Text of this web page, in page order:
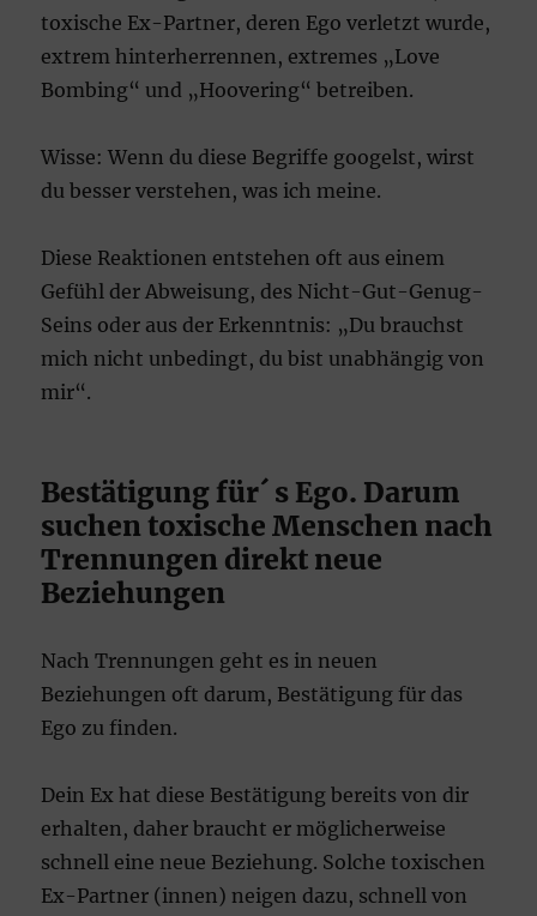
toxische Ex-Partner, deren Ego verletzt wurde,
extrem hinterherrennen, extremes „Love
Bombing“ und „Hoovering“ betreiben.
Wisse: Wenn du diese Begriffe googelst, wirst
du besser verstehen, was ich meine.
Diese Reaktionen entstehen oft aus einem
Gefühl der Abweisung, des Nicht-Gut-Genug-
Seins oder aus der Erkenntnis: „Du brauchst
mich nicht unbedingt, du bist unabhängig von
mir“.
Bestätigung für´ s Ego. Darum
suchen toxische Menschen nach
Trennungen direkt neue
Beziehungen
Nach Trennungen geht es in neuen
Beziehungen oft darum, Bestätigung für das
Ego zu finden.
Dein Ex hat diese Bestätigung bereits von dir
erhalten, daher braucht er möglicherweise
schnell eine neue Beziehung. Solche toxischen
Ex-Partner (innen) neigen dazu, schnell von